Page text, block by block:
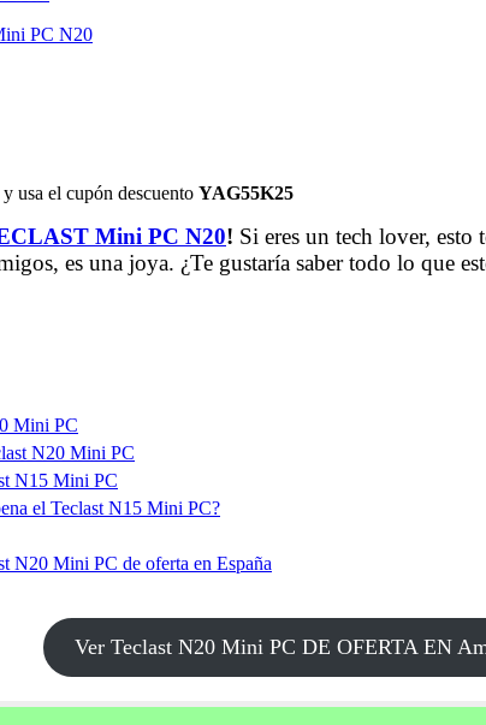
usa el cupón descuento YAG55K25
Mini PC N20! Si eres un tech lover,
es una joya. ¿Te gustaría saber todo lo que
Mini PC
N20 Mini PC
N15 Mini PC
el Teclast N15 Mini PC?
N20 Mini PC de oferta en España
Ver Teclast N20 Mini PC DE OFERTA EN